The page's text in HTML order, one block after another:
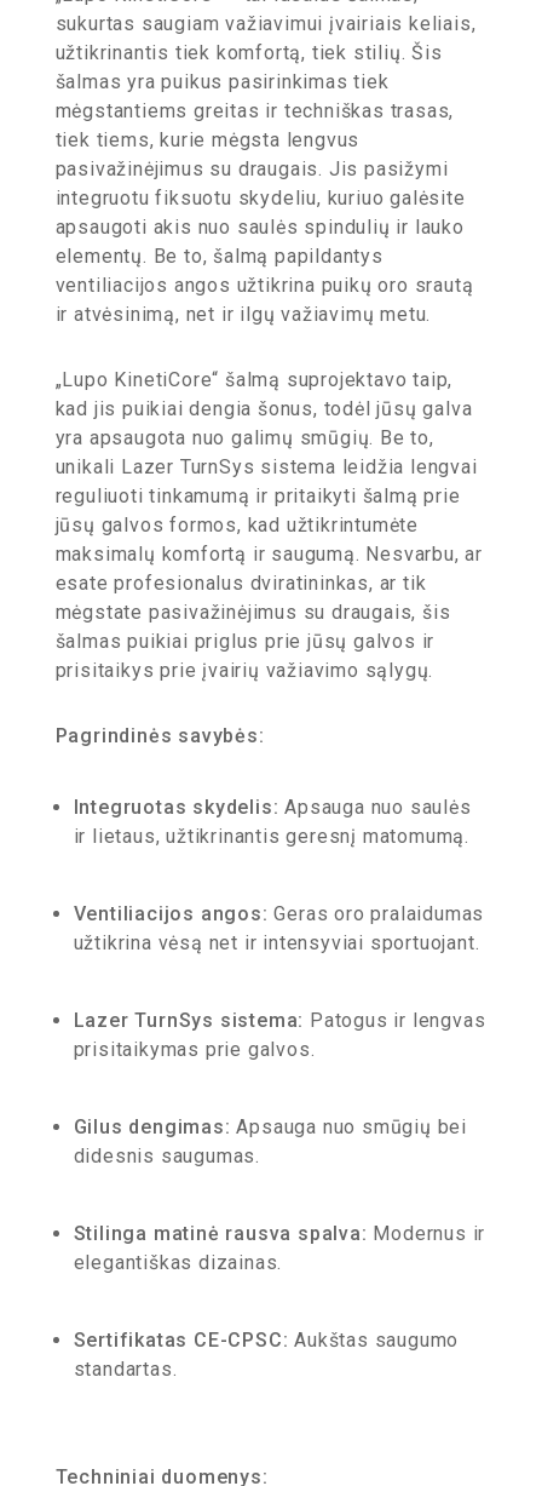
sukurtas saugiam važiavimui įvairiais keliais,
užtikrinantis tiek komfortą, tiek stilių. Šis
šalmas yra puikus pasirinkimas tiek
mėgstantiems greitas ir techniškas trasas,
tiek tiems, kurie mėgsta lengvus
pasivažinėjimus su draugais. Jis pasižymi
integruotu fiksuotu skydeliu, kuriuo galėsite
apsaugoti akis nuo saulės spindulių ir lauko
elementų. Be to, šalmą papildantys
ventiliacijos angos užtikrina puikų oro srautą
ir atvėsinimą, net ir ilgų važiavimų metu.
„Lupo KinetiCore“ šalmą suprojektavo taip,
kad jis puikiai dengia šonus, todėl jūsų galva
yra apsaugota nuo galimų smūgių. Be to,
unikali Lazer TurnSys sistema leidžia lengvai
reguliuoti tinkamumą ir pritaikyti šalmą prie
jūsų galvos formos, kad užtikrintumėte
maksimalų komfortą ir saugumą. Nesvarbu, ar
esate profesionalus dviratininkas, ar tik
mėgstate pasivažinėjimus su draugais, šis
šalmas puikiai priglus prie jūsų galvos ir
prisitaikys prie įvairių važiavimo sąlygų.
Pagrindinės savybės:
Integruotas skydelis: Apsauga nuo saulės
ir lietaus, užtikrinantis geresnį matomumą.
Ventiliacijos angos: Geras oro pralaidumas
užtikrina vėsą net ir intensyviai sportuojant.
Lazer TurnSys sistema: Patogus ir lengvas
prisitaikymas prie galvos.
Gilus dengimas: Apsauga nuo smūgių bei
didesnis saugumas.
Stilinga matinė rausva spalva: Modernus ir
elegantiškas dizainas.
Sertifikatas CE-CPSC: Aukštas saugumo
standartas.
Techniniai duomenys: